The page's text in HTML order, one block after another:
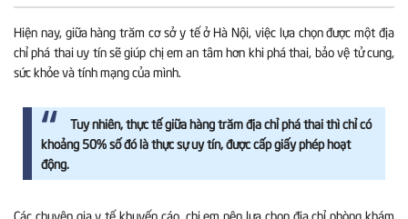
Hiện nay, giữa hàng trăm cơ sở y tế ở Hà Nội, việc lựa chọn được một địa
chỉ phá thai uy tín sẽ giúp chị em an tâm hơn khi phá thai, bảo vệ tử cung,
sức khỏe và tính mạng của mình.
Tuy nhiên, thực tế giữa hàng trăm địa chỉ phá thai thì chỉ có
khoảng 50% số đó là thực sự uy tín, được cấp giấy phép hoạt
động.
Các chuyên gia y tế khuyến cáo, chị em nên lựa chọn địa chỉ phòng khám